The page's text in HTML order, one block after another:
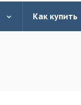
Как купить